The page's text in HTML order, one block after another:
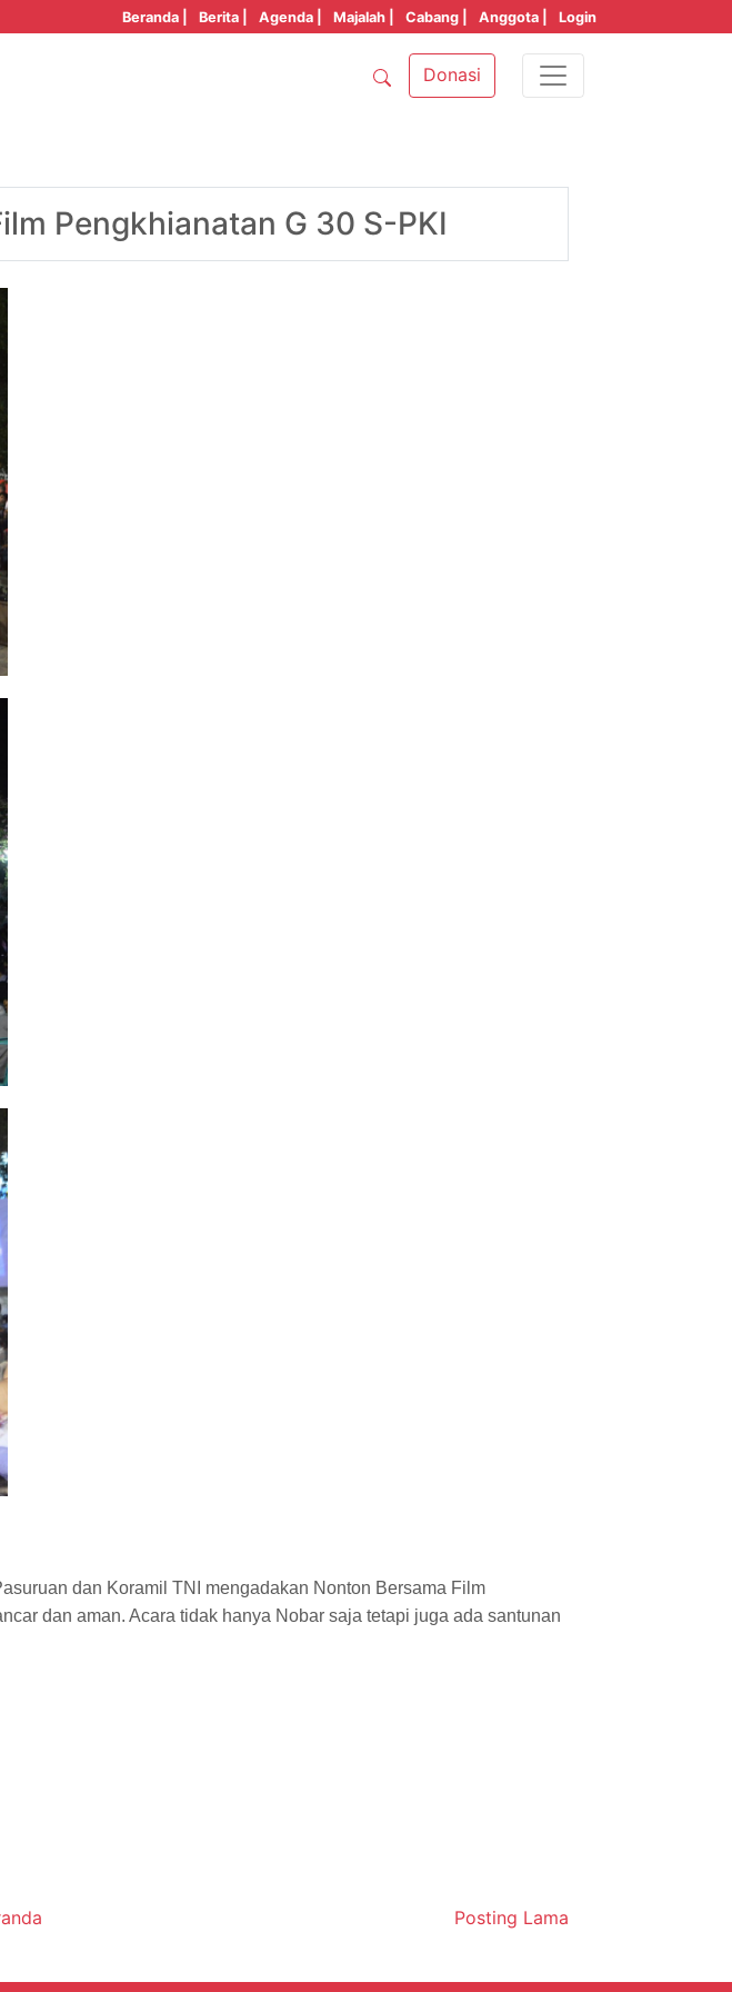
Beranda | Berita | Agenda | Majalah | Cabang | Anggota | Login
Donasi
Pengkhianatan G 30 S-PKI
dan Koramil TNI mengadakan Nonton Bersama Film
dan aman. Acara tidak hanya Nobar saja tetapi juga ada santunan
Posting Lama